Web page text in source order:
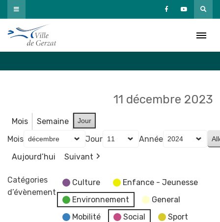
Passer
au
contenu
11 décembre 2023
Mois Semaine Jour
Mois Jour
Année
Aujourd’hui
Suivant
Catégories
d’évènement
Culture
Enfance - Jeunesse
Environnement
General
Mobilité
Social
Sport